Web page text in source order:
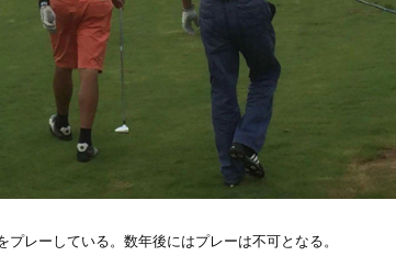
レーしている。数年後にはプレーは不可となる。